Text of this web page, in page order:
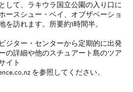
して、ラキウラ国立公園の入り口に
ースシュー・ベイ、オブザベーショ
を訪れます。所要約1時間半。
ジター・センターから定期的に出発
の詳細や他のスチュアート島のツア
イト
を参照してください。